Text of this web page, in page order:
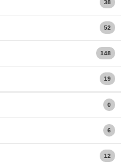
38
52
148
19
0
6
12